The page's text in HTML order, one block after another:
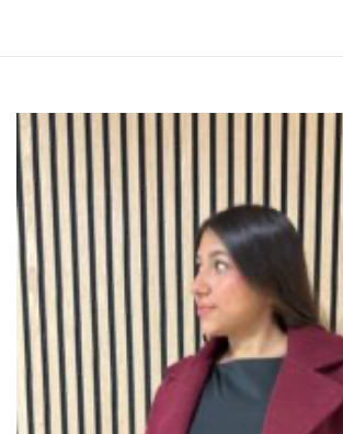
FIANZA TIKTOK
MODA CHICA
BEAUTY
PERFUMES
BISUTERIA